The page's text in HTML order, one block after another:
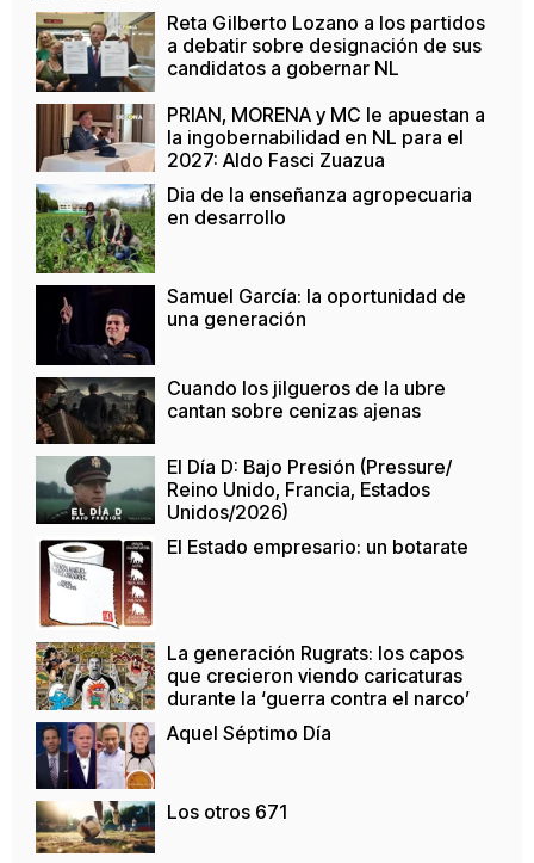
Reta Gilberto Lozano a los partidos
a debatir sobre designación de sus
candidatos a gobernar NL
PRIAN, MORENA y MC le apuestan a
la ingobernabilidad en NL para el
2027: Aldo Fasci Zuazua
Dia de la enseñanza agropecuaria
en desarrollo
Samuel García: la oportunidad de
una generación
Cuando los jilgueros de la ubre
cantan sobre cenizas ajenas
El Día D: Bajo Presión (Pressure/
Reino Unido, Francia, Estados
Unidos/2026)
El Estado empresario: un botarate
La generación Rugrats: los capos
que crecieron viendo caricaturas
durante la ‘guerra contra el narco’
Aquel Séptimo Día
Los otros 671